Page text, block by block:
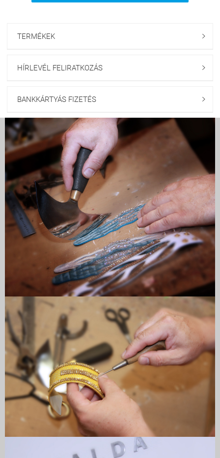
TERMÉKEK 
HÍRLEVÉL FELIRATKOZÁS 
BANKKÁRTYÁS FIZETÉS 